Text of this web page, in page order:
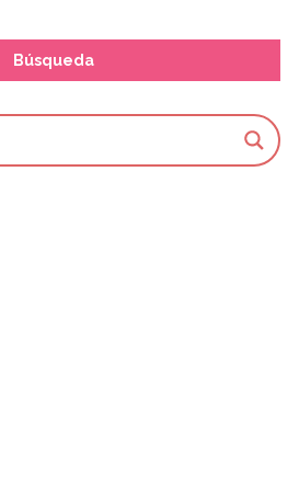
Búsqueda